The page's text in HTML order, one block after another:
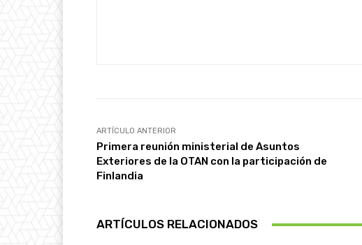
ARTÍCULO ANTERIOR
Primera reunión ministerial de Asuntos
Exteriores de la OTAN con la participación de
Finlandia
ARTÍCULOS RELACIONADOS